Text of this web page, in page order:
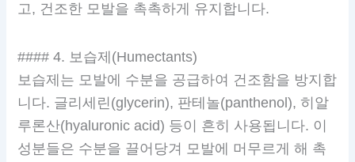
고, 건조한 모발을 촉촉하게 유지합니다.
#### 4. 보습제(Humectants)
보습제는 모발에 수분을 공급하여 건조함을 방지합
니다. 글리세린(glycerin), 판테놀(panthenol), 히알
루론산(hyaluronic acid) 등이 흔히 사용됩니다. 이
성분들은 수분을 끌어당겨 모발에 머무르게 해 촉